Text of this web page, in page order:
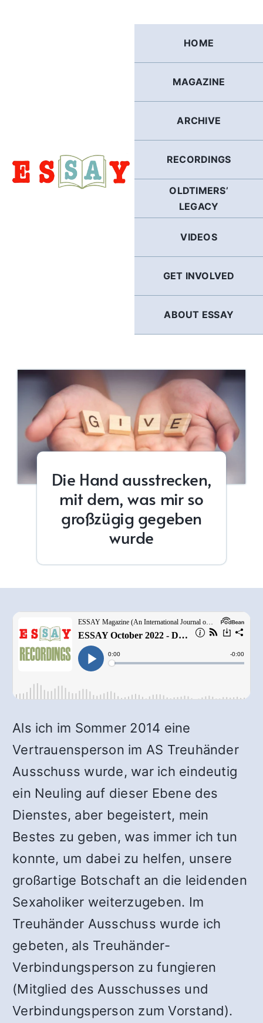
HOME
MAGAZINE
ARCHIVE
RECORDINGS
OLDTIMERS’
LEGACY
VIDEOS
GET INVOLVED
ABOUT ESSAY
Die Hand ausstrecken,
mit dem, was mir so
großzügig gegeben
wurde
Als ich im Sommer 2014 eine
Vertrauensperson im AS Treuhänder
Ausschuss wurde, war ich eindeutig
ein Neuling auf dieser Ebene des
Dienstes, aber begeistert, mein
Bestes zu geben, was immer ich tun
konnte, um dabei zu helfen, unsere
großartige Botschaft an die leidenden
Sexaholiker weiterzugeben. Im
Treuhänder Ausschuss wurde ich
gebeten, als Treuhänder-
Verbindungsperson zu fungieren
(Mitglied des Ausschusses und
Verbindungsperson zum Vorstand).